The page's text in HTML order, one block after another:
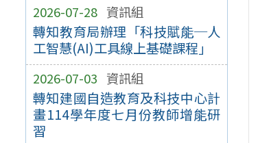
2026-07-28 資訊組
轉知教育局辦理「科技賦能─人
工智慧(AI)工具線上基礎課程」
2026-07-03 資訊組
轉知建國自造教育及科技中心計
畫114學年度七月份教師增能研
習